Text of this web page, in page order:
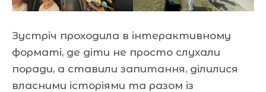
Зустріч проходила в інтерактивному
форматі, де діти не просто слухали
поради, а ставили запитання, ділилися
власними історіями та разом із